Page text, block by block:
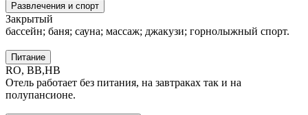
Развлечения и спорт
Закрытый
бассейн; баня; сауна; массаж; джакузи; горнолыжный спорт.
Питание
RO, BB,HB
Отель работает без питания, на завтраках так и на
полупансионе.